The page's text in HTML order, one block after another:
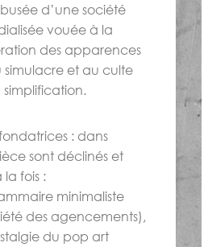
d’une société
vouée à la
des apparences
simulacre et au culte
simplification.
: dans
sont déclinés et
la fois :
minimaliste
des agencements),
du pop art